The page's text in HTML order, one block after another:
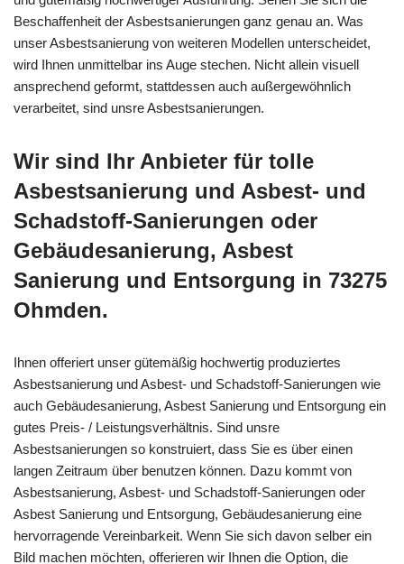
Beschaffenheit der Asbestsanierungen ganz genau an. Was
unser Asbestsanierung von weiteren Modellen unterscheidet,
wird Ihnen unmittelbar ins Auge stechen. Nicht allein visuell
ansprechend geformt, stattdessen auch außergewöhnlich
verarbeitet, sind unsre Asbestsanierungen.
Wir sind Ihr Anbieter für tolle
Asbestsanierung und Asbest- und
Schadstoff-Sanierungen oder
Gebäudesanierung, Asbest
Sanierung und Entsorgung in 73275
Ohmden.
Ihnen offeriert unser gütemäßig hochwertig produziertes
Asbestsanierung und Asbest- und Schadstoff-Sanierungen wie
auch Gebäudesanierung, Asbest Sanierung und Entsorgung ein
gutes Preis- / Leistungsverhältnis. Sind unsre
Asbestsanierungen so konstruiert, dass Sie es über einen
langen Zeitraum über benutzen können. Dazu kommt von
Asbestsanierung, Asbest- und Schadstoff-Sanierungen oder
Asbest Sanierung und Entsorgung, Gebäudesanierung eine
hervorragende Vereinbarkeit. Wenn Sie sich davon selber ein
Bild machen möchten, offerieren wir Ihnen die Option, die